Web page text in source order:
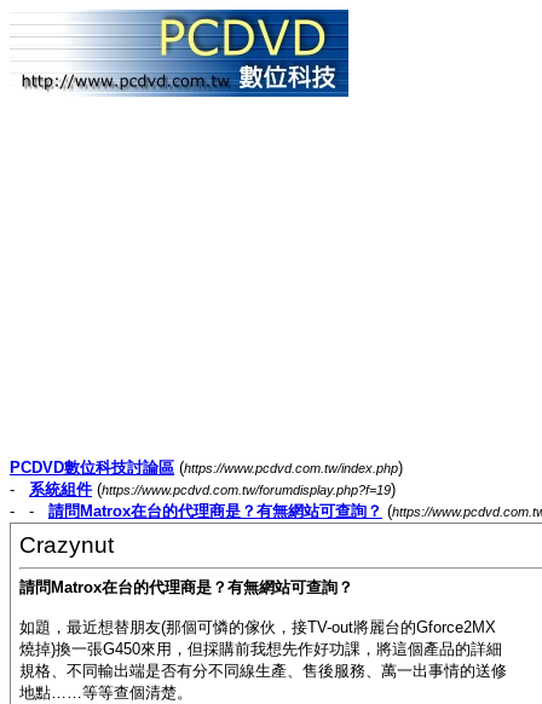
PCDVD數位科技討論區 (https://www.pcdvd.com.tw/index.php)
- 系統組件 (https://www.pcdvd.com.tw/forumdisplay.php?f=19)
- - 請問Matrox在台的代理商是？有無網站可查詢？ (https://
Crazynut
請問Matrox在台的代理商是？有無網站可查詢？
如題，最近想替朋友(那個可憐的傢伙，接TV-out將麗台的Gforce2MX
燒掉)換一張G450來用，但採購前我想先作好功課，將這個產品的詳細
規格、不同輸出端是否有分不同線生產、售後服務、萬一出事情的送修
地點……等等查個清楚。